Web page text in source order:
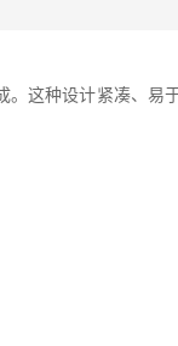
这种设计紧凑、易